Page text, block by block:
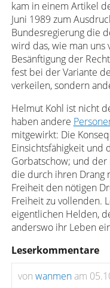
kam in einem Artikel
Juni 1989 zum
Bundesregierung die
wird das, wie man uns
Besänftigung der
fest bei der Variante
verkeilen, sondern
Helmut Kohl ist nicht
haben andere
mitgewirkt: Die
Einsichtsfähigkeit und
Gorbatschow; und
die durch ihren Drang
Freiheit den nötigen
Freiheit zu vollenden.
eigentlichen Helden,
anderswo ihr Leben
Leserkommentare
von wanmenam